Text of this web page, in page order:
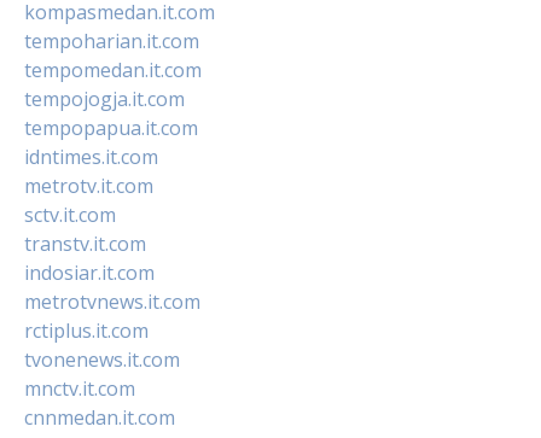
kompasmedan.it.com
tempoharian.it.com
tempomedan.it.com
tempojogja.it.com
tempopapua.it.com
idntimes.it.com
metrotv.it.com
sctv.it.com
transtv.it.com
indosiar.it.com
metrotvnews.it.com
rctiplus.it.com
tvonenews.it.com
mnctv.it.com
cnnmedan.it.com